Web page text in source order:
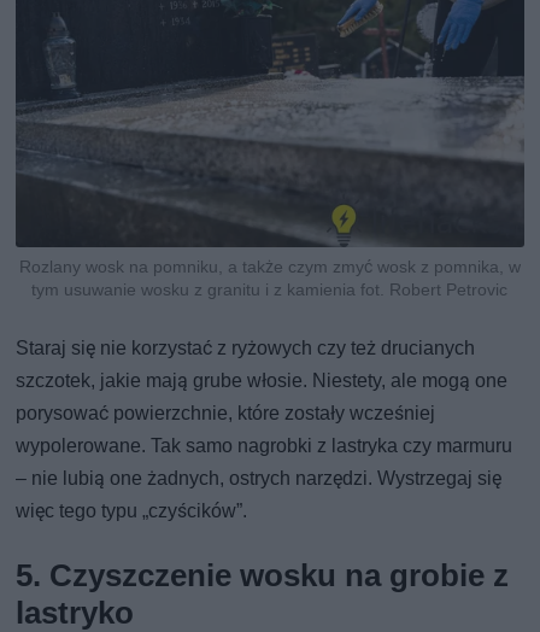
Rozlany wosk na pomniku, a także czym zmyć wosk z pomnika, w
tym usuwanie wosku z granitu i z kamienia fot. Robert Petrovic
Staraj się nie korzystać z ryżowych czy też drucianych
szczotek, jakie mają grube włosie. Niestety, ale mogą one
porysować powierzchnie, które zostały wcześniej
wypolerowane. Tak samo nagrobki z lastryka czy marmuru
– nie lubią one żadnych, ostrych narzędzi. Wystrzegaj się
więc tego typu „czyścików”.
5. Czyszczenie wosku na grobie z
lastryko